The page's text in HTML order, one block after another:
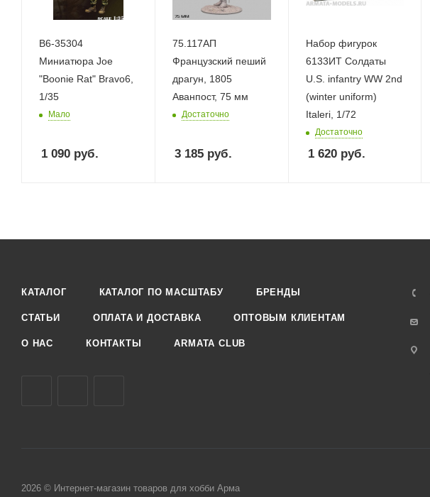
B6-35304
Миниатюра Joe
"Boonie Rat" Bravo6,
1/35
Мало
1 090 руб.
75.117АП
Французский пеший
драгун, 1805
Аванпост, 75 мм
Достаточно
3 185руб.
Набор фигурок
6133ИТ Солдаты
U.S. infantry WW 2nd
(winter uniform)
Italeri, 1/72
Достаточно
1 620руб.
КАТАЛОГ КАТАЛОГ ПО МАСШТАБУ БРЕНДЫ
СТАТЬИ ОПЛАТА И ДОСТАВКА ОПТОВЫМ КЛИЕНТАМ
О НАС КОНТАКТЫ ARMATA CLUB
2026 © Интернет-магазин товаров для хобби Арма